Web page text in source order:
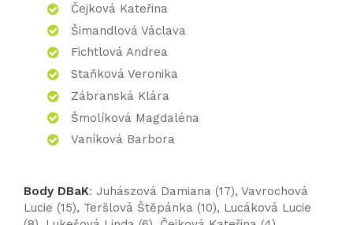
Čejková Kateřina
Šimandlová Václava
Fichtlová Andrea
Staňková Veronika
Zábranská Klára
Šmolíková Magdaléna
Vaníková Barbora
Body DBaK: Juhászová Damiana (17), Vavrochová
Lucie (15), Teršlová Štěpánka (10), Lucáková Lucie